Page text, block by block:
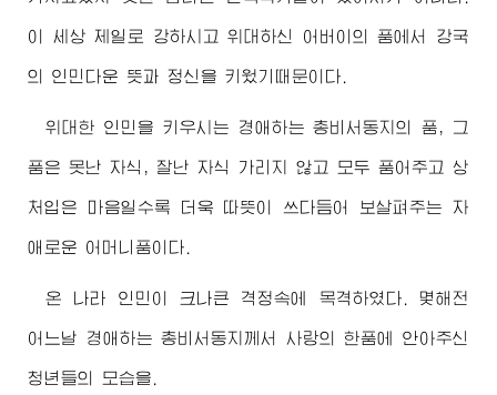
이 세상 제일로 강하시고 위대하신 어버이 의 품에서 강국
의 인민다운 뜻과 정신을 키웠기때문이다.
위대한 인민을 키우시는 경애하는 총비서동지의 품, 그
품은 못난 자식, 잘난 자식 가리지 않고 모두 품어주고 상
처입은 마음일수록 더욱 따뜻이 쓰다듬어 보살펴주는 자
애로운 어머니품이다.
온 나라 인민이 크나큰 격정속에 목격하였다. 몇해전
어느날 경애하는 총비서동지께서 사랑의 한품에 안아주신
청년들의 모습을.